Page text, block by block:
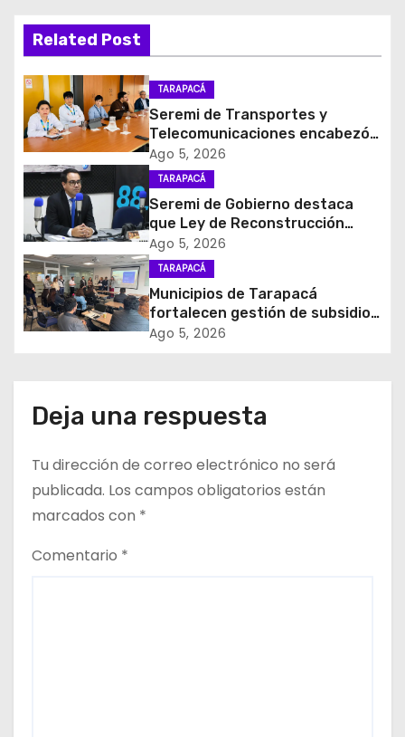
a
c
i
ó
n
d
e
e
r
a
d
Related Post
TARAPACÁ
Seremi de Transportes y
Telecomunicaciones encabezó
primera mesa de coordinación
para el retiro de cables en
desuso en Iquique
Ago 5, 2026
TARAPACÁ
Seremi de Gobierno destaca
que Ley de Reconstrucción
Nacional impulsará la inversión
y el empleo en Tarapacá
Ago 5, 2026
TARAPACÁ
Municipios de Tarapacá
fortalecen gestión de subsidios
de agua potable en jornada
Ago 5, 2026
Deja una respuesta
Tu dirección de correo electrónico no será
publicada. Los campos obligatorios están
marcados con *
Comentario *